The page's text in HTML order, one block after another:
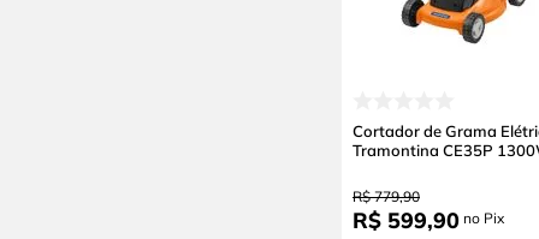
Cortador de Grama
Tramontina CE35P
R$ 779,90
R$ 599,90 no Pix